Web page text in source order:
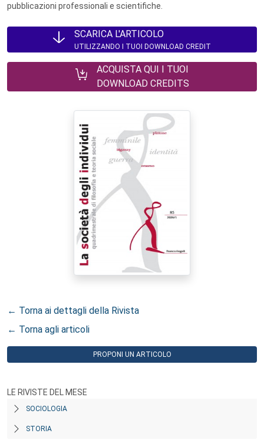
pubblicazioni professionali e scientifiche.
SCARICA L'ARTICOLO
UTILIZZANDO I TUOI DOWNLOAD CREDIT
ACQUISTA QUI I TUOI
DOWNLOAD CREDITS
← Torna ai dettagli della Rivista
← Torna agli articoli
PROPONI UN ARTICOLO
LE RIVISTE DEL MESE
SOCIOLOGIA
STORIA